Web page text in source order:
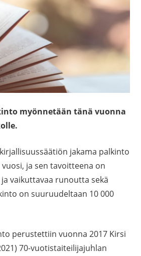
myönnetään tänä vuonna
kirjallisuussäätiön jakama palkinto
ja sen tavoitteena on
vaikuttavaa runoutta sekä
on suuruudeltaan 10 000
perustettiin vuonna 2017 Kirsi
70-vuotistaiteilijajuhlan